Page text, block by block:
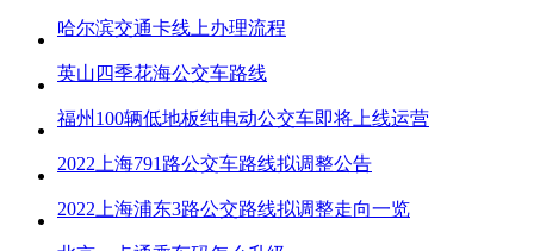
哈尔滨交通卡线上办理流程
英山四季花海公交车路线
福州100辆低地板纯电动公交车即将上线运营
2022上海791路公交车路线拟调整公告
2022上海浦东3路公交路线拟调整走向一览